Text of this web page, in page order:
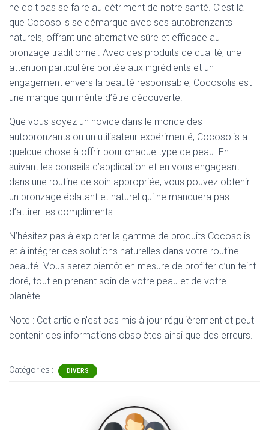
ne doit pas se faire au détriment de notre santé. C’est là
que Cocosolis se démarque avec ses autobronzants
naturels, offrant une alternative sûre et efficace au
bronzage traditionnel. Avec des produits de qualité, une
attention particulière portée aux ingrédients et un
engagement envers la beauté responsable, Cocosolis est
une marque qui mérite d’être découverte.
Que vous soyez un novice dans le monde des
autobronzants ou un utilisateur expérimenté, Cocosolis a
quelque chose à offrir pour chaque type de peau. En
suivant les conseils d’application et en vous engageant
dans une routine de soin appropriée, vous pouvez obtenir
un bronzage éclatant et naturel qui ne manquera pas
d’attirer les compliments.
N’hésitez pas à explorer la gamme de produits Cocosolis
et à intégrer ces solutions naturelles dans votre routine
beauté. Vous serez bientôt en mesure de profiter d’un teint
doré, tout en prenant soin de votre peau et de votre
planète.
Note : Cet article n'est pas mis à jour régulièrement et peut
contenir des informations obsolètes ainsi que des erreurs.
Catégories : DIVERS